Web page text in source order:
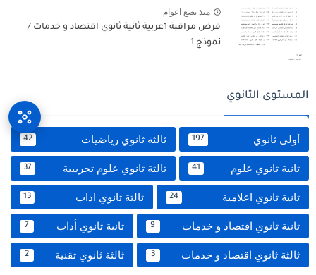
منذ بضع اعوام
فرض مراقبة 1عربية ثانية ثانوي اقتصاد و خدمات /
نموذج 1
المستوى الثانوي
أولى ثانوي 197 ثالثة ثانوي رياضيات 42
ثانية ثانوي علوم 41 ثالثة ثانوي علوم تجريبية 37
ثانية ثانوي اعلامية 24 ثالثة ثانوي اداب 13
ثانية ثانوي اقتصاد و خدمات 9 ثانية ثانوي أداب 7
ثالثة ثانوي اقتصاد و خدمات 3 ثالثة ثانوي تقنية 2